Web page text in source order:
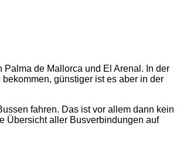
de Mallorca und El Arenal. In der
günstiger ist es aber in der
fahren. Das ist vor allem dann kein
Übersicht aller Busverbindungen auf